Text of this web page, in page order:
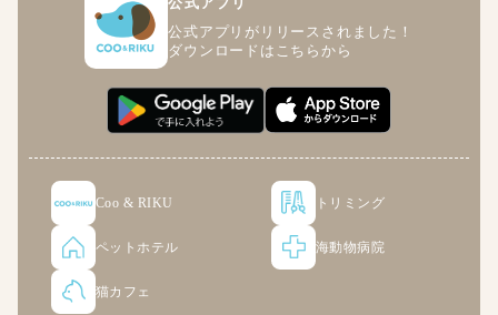
公式アプリがリリースされました！
ダウンロードはこちらから
Coo & RIKU トリミング
ペットホテル 海動物病院
猫カフェ